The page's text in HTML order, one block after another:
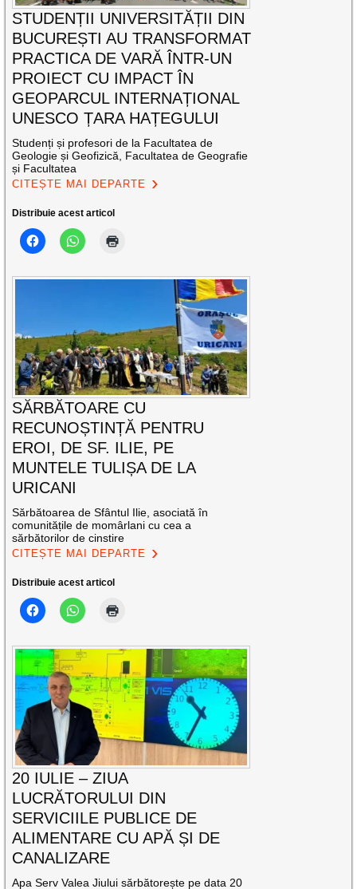
STUDENȚII UNIVERSITĂȚII DIN
BUCUREȘTI AU TRANSFORMAT
PRACTICA DE VARĂ ÎNTR-UN
PROIECT CU IMPACT ÎN
GEOPARCUL INTERNAȚIONAL
UNESCO ȚARA HAȚEGULUI
Studenți și profesori de la Facultatea de
Geologie și Geofizică, Facultatea de Geografie
și Facultatea
CITEȘTE MAI DEPARTE
Distribuie acest articol
SĂRBĂTOARE CU
RECUNOȘTINȚĂ PENTRU
EROI, DE SF. ILIE, PE
MUNTELE TULIȘA DE LA
URICANI
Sărbătoarea de Sfântul Ilie, asociată în
comunitățile de momârlani cu cea a
sărbătorilor de cinstire
CITEȘTE MAI DEPARTE
Distribuie acest articol
20 IULIE – ZIUA
LUCRĂTORULUI DIN
SERVICIILE PUBLICE DE
ALIMENTARE CU APĂ ȘI DE
CANALIZARE
Apa Serv Valea Jiului sărbătorește pe data 20